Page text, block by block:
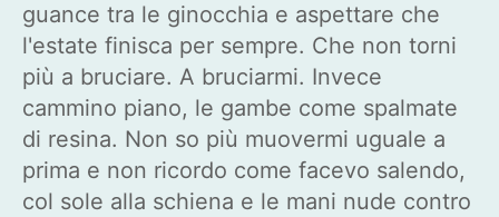
guance tra le ginocchia e aspettare che
l'estate finisca per sempre. Che non torni
più a bruciare. A bruciarmi. Invece
cammino piano, le gambe come spalmate
di resina. Non so più muovermi uguale a
prima e non ricordo come facevo salendo,
col sole alla schiena e le mani nude contro